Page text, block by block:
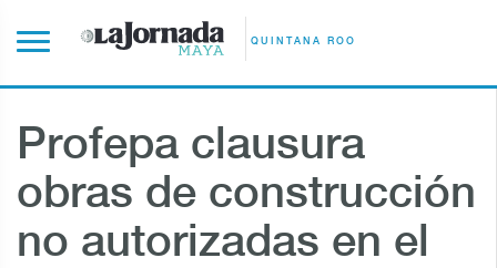
QUINTANA ROO
Profepa clausura
obras de construcción
no autorizadas en el